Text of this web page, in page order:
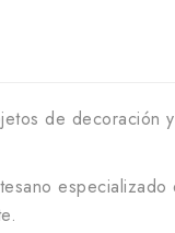
de decoración